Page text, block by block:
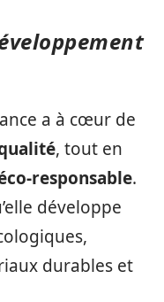
a à cœur de
, tout en
responsable.
développe
durables et